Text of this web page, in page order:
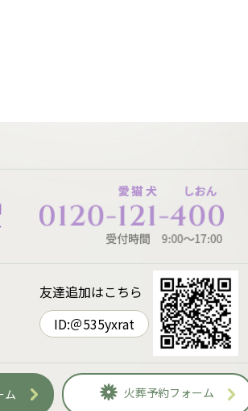
友達追加はこちら
ID:＠535yxrat
ム 火葬予約フォーム